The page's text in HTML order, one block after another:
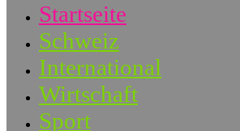
Startseite
Schweiz
International
Wirtschaft
Sport